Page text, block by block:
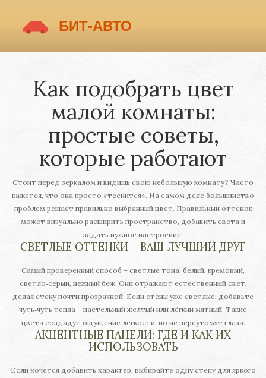
Как подобрать цвет
малой комнаты:
простые советы,
которые работают
Стоит перед зеркалом и видишь свою небольшую комнату? Часто
кажется, что она просто «теснится». На самом деле большинство
проблем решает правильно выбранный цвет. Правильный оттенок
может визуально расширить пространство, добавить света и
задать нужное настроение.
СВЕТЛЫЕ ОТТЕНКИ – ВАШ ЛУЧШИЙ ДРУГ
Самый проверенный способ – светлые тона: белый, кремовый,
светло‑серый, нежный беж. Они отражают естественный свет,
делая стену почти прозрачной. Если стены уже светлые, добавьте
чуть‑чуть тепла – пастельный желтый или лёгкий мятный. Такие
цвета создадут ощущение лёгкости, но не переутомят глаза.
АКЦЕНТНЫЕ ПАНЕЛИ: ГДЕ И КАК ИХ
ИСПОЛЬЗОВАТЬ
Если хочется добавить характер, выбирайте одну стену для яркого